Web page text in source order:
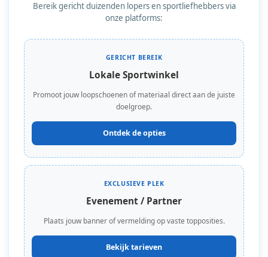
Bereik gericht duizenden lopers en sportliefhebbers via
onze platforms:
GERICHT BEREIK
Lokale Sportwinkel
Promoot jouw loopschoenen of materiaal direct aan de juiste
doelgroep.
Ontdek de opties
EXCLUSIEVE PLEK
Evenement / Partner
Plaats jouw banner of vermelding op vaste topposities.
Bekijk tarieven